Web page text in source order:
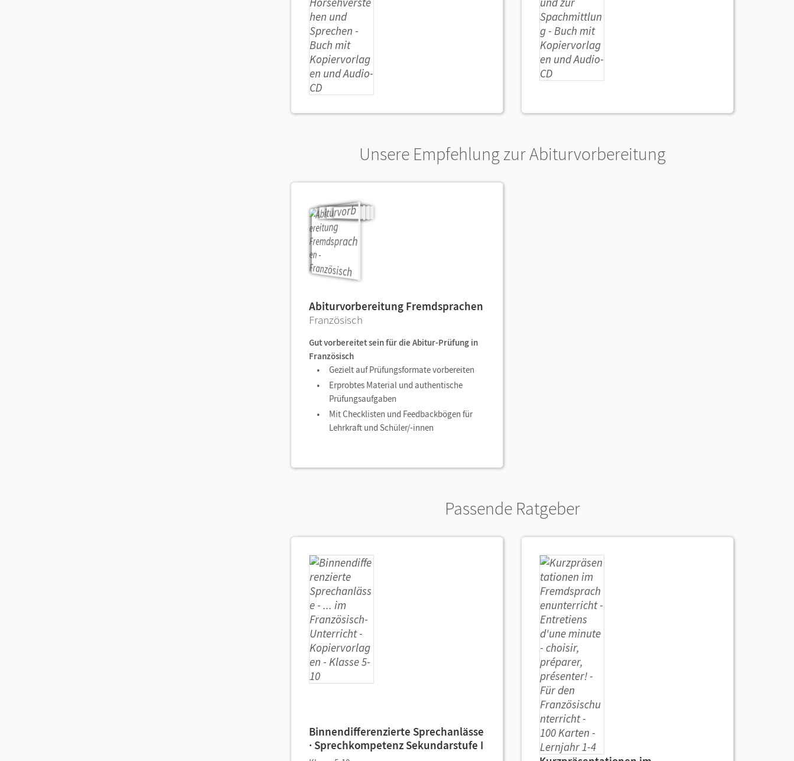
Unsere Empfehlung zur Abiturvorbereitung
Abiturvorbereitung Fremdsprachen
Französisch
Gut vorbereitet sein für die Abitur-Prüfung in
Französisch
Gezielt auf Prüfungsformate vorbereiten
Erprobtes Material und authentische
Prüfungsaufgaben
Mit Checklisten und Feedbackbögen für
Lehrkraft und Schüler/-innen
Passende Ratgeber
Binnendifferenzierte Sprechanlässe
· Sprechkompetenz Sekundarstufe I